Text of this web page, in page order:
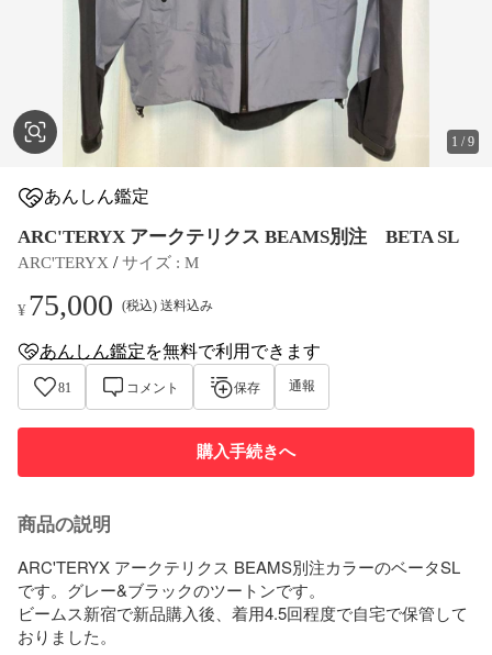
1 /9
あんしん鑑定
ARC'TERYX アークテリクス BEAMS別注 BETA SL
ARC'TERYX / サイズ : M
¥75,000 (税込) 送料込み
anshin-appraisal-tag
あんしん鑑定を無料で利用できます
81 コメント 保存 通報
購入手続きへ
商品の説明
ARC'TERYX アークテリクス BEAMS別注カラーのベータSL
です。グレー&ブラックのツートンです。
ビームス新宿で新品購入後、着用4.5回程度で自宅で保管して
おりました。